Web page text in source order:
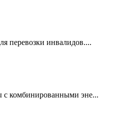
перевозки инвалидов....
комбинированными эне...